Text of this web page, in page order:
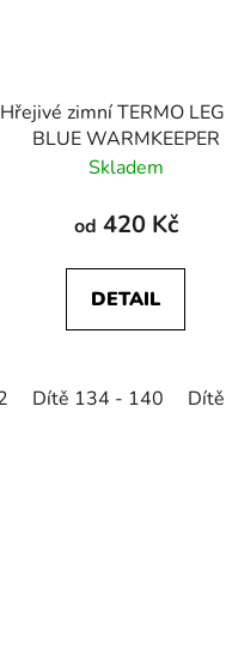
Dítě 122 - 128 Dítě
zimní TERMO
BLUE WARMKEEPER
Skladem
od 420 Kč
DETAIL
Dítě 134 - 140